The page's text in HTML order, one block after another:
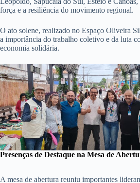
força e a resiliência do movimento regional.
O ato solene, realizado no Espaço Oliveira
a importância do trabalho coletivo e da luta
economia solidária.
Presenças de Destaque na Mesa de
A mesa de abertura reuniu importantes